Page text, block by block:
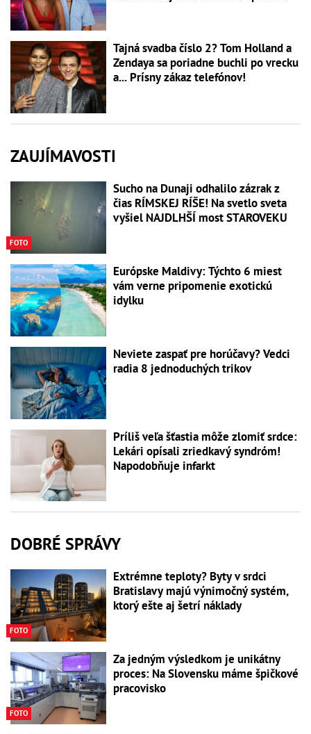
Tajná svadba číslo 2? Tom Holland a
Zendaya sa poriadne buchli po vrecku
a... Prísny zákaz telefónov!
ZAUJÍMAVOSTI
FOTO
Sucho na Dunaji odhalilo zázrak z
čias RÍMSKEJ RÍŠE! Na svetlo sveta
vyšiel NAJDLHŠÍ most STAROVEKU
Európske Maldivy: Týchto 6 miest
vám verne pripomenie exotickú
idylku
Neviete zaspať pre horúčavy? Vedci
radia 8 jednoduchých trikov
Príliš veľa šťastia môže zlomiť srdce:
Lekári opísali zriedkavý syndróm!
Napodobňuje infarkt
DOBRÉ SPRÁVY
FOTO
Extrémne teploty? Byty v srdci
Bratislavy majú výnimočný systém,
ktorý ešte aj šetrí náklady
FOTO
Za jedným výsledkom je unikátny
proces: Na Slovensku máme špičkové
pracovisko